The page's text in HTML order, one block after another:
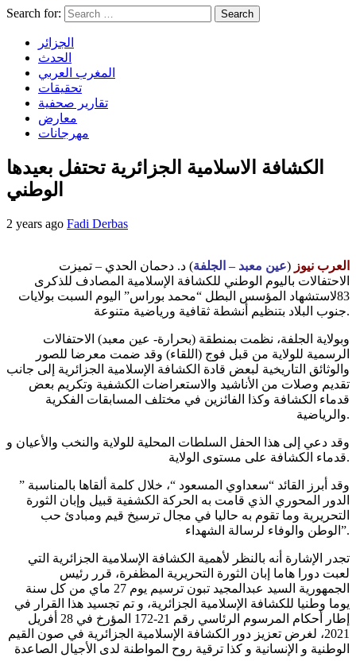
Search for:
الجزائر
الحدث
المغرب العربي
تحقيقات
تقارير صحفية
معارض
مهرجانات
الكشافة الاسلامية الجزائرية تحتفل بعيدها
الوطني
2 years ago Fadi Derbas
العرب نيوز (عين معبد – الجلفة) د. دحمان الحدي – تميزت
الاحتفالات باليوم الوطني للكشافة الإسلامية المصادف للذكرى
83لاستشهاد المؤسس البطل “محمد بوراس” اليوم السبت بولايات
جنوب البلاد بتنظيم أنشطة ثقافية ورياضية متنوعة.
وبولاية الجلفة، نظمت بمنطقة (بحرارة- عين معبد) الاحتفالات
الرسمية للولاية من قبل فوج (اللقاء) وقد ضمت معرضا للصور
والوثائق التاريخية لبعض قادة الكشافة الإسلامية الجزائرية إلى جانب
تقديم وصلات من الأناشيد والاستعراضات الكشفية وتكريم بعض
قدماء الكشافة وكذا الفائزين في مختلف المسابقات الفكرية
والرياضية.
وقد دعي إلى هذا الحفل السلطات المحلية للولاية والنخب والأعيان و
قدماء الكشافة على مستوى الولاية.
وقد أبرز القائد “سعداوي المسعود “، خلال كلمة ألقاها بالمناسبة ”
الدور المحوري الذي قامت به الحركة الكشفية قبيل وإبان الثورة
التحريرية وما تقوم به حاليا في مجال ترسيخ قيم ومبادئ حب
الوطن والوفاء لرسالة الشهداء”.
تجدر الإشارة أنه بالنظر لأهمية الكشافة الإسلامية الجزائرية التي
لعبت دورا هاما إبان الثورة التحريرية المظفرة، قرر رئيس
الجمهورية السيد عبدالمجيد تبون ترسيم يوم 27 ماي من كل سنة
يوما وطنيا للكشافة الإسلامية الجزائرية، و تم تجسيد هذا القرار في
إطار أحكام المرسوم الرئاسي رقم 21-172 المؤرخ في 28 أفريل
2021، لغرض تعزيز دور الكشافة الإسلامية الجزائرية في صون القيم
الوطنية و الإنسانية و كذا ترقية روح المواطنة لدى الأجيال الصاعدة